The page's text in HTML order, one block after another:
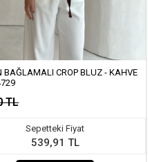
BAĞLAMALI CROP BLUZ - KAHVE
TL
Sepetteki Fiyat
539,91 TL